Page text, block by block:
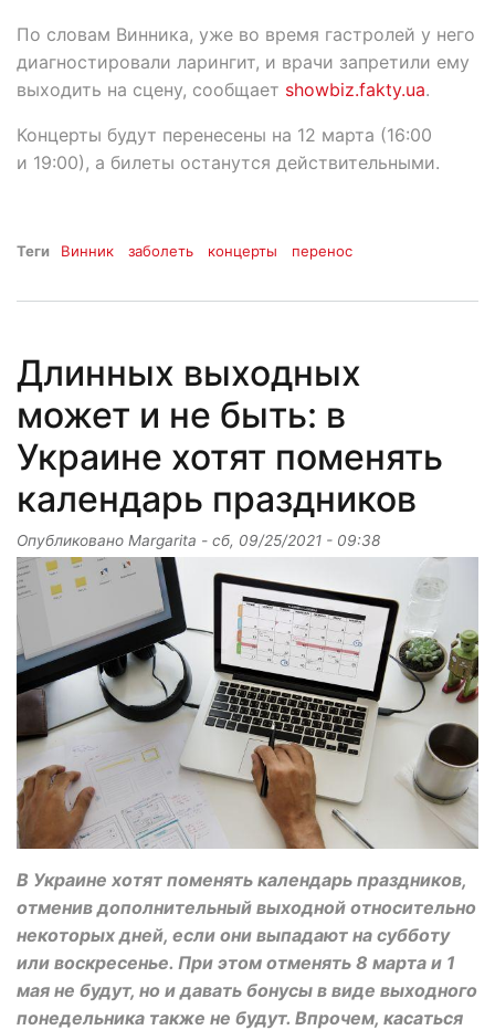
По словам Винника, уже во время гастролей у него
диагностировали ларингит, и врачи запретили ему
выходить на сцену, сообщает showbiz.fakty.ua.
Концерты будут перенесены на 12 марта (16:00
и 19:00), а билеты останутся действительными.
Теги Винник заболеть концерты перенос
Длинных выходных
может и не быть: в
Украине хотят поменять
календарь праздников
Опубликовано Margarita - сб, 09/25/2021 - 09:38
В Украине хотят поменять календарь праздников,
отменив дополнительный выходной относительно
некоторых дней, если они выпадают на субботу
или воскресенье. При этом отменять 8 марта и 1
мая не будут, но и давать бонусы в виде выходного
понедельника также не будут. Впрочем, касаться